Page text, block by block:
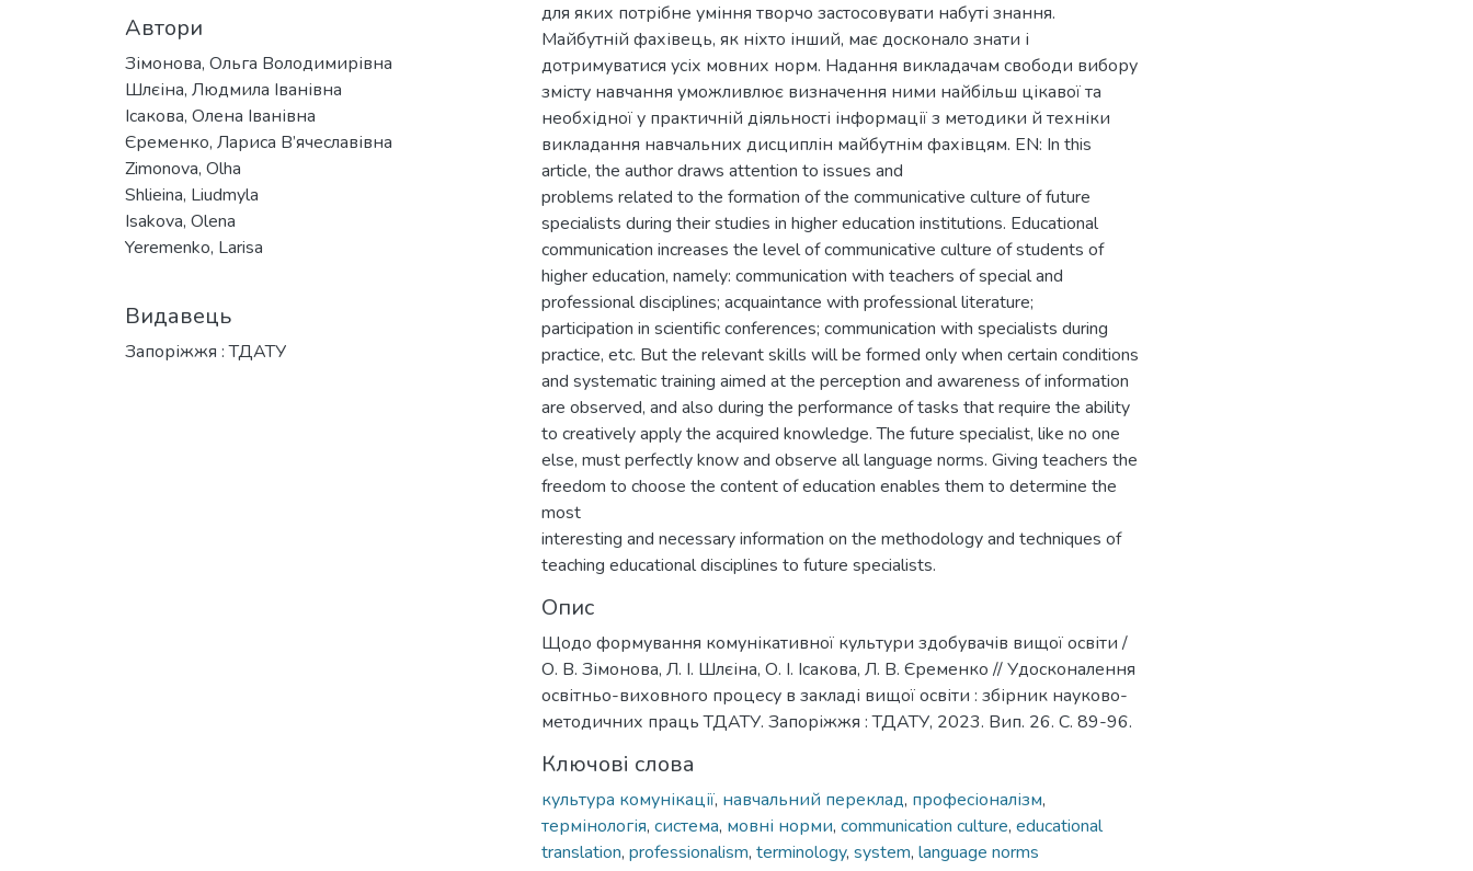
Автори
Зімонова, Ольга Володимирівна
Шлєіна, Людмила Іванівна
Ісакова, Олена Іванівна
Єременко, Лариса В’ячеславівна
Zimonova, Olha
Shlieina, Liudmyla
Isakova, Olena
Yeremenko, Larisa
Видавець
Запоріжжя : ТДАТУ
для яких потрібне уміння творчо застосовувати набуті знання.
Майбутній фахівець, як ніхто інший, має досконало знати і
дотримуватися усіх мовних норм. Надання викладачам свободи вибору
змісту навчання уможливлює визначення ними найбільш цікавої та
необхідної у практичній діяльності інформації з методики й техніки
викладання навчальних дисциплін майбутнім фахівцям. EN: In this
article, the author draws attention to issues and
problems related to the formation of the communicative culture of future
specialists during their studies in higher education institutions. Educational
communication increases the level of communicative culture of students of
higher education, namely: communication with teachers of special and
professional disciplines; acquaintance with professional literature;
participation in scientific conferences; communication with specialists during
practice, etc. But the relevant skills will be formed only when certain conditions
and systematic training aimed at the perception and awareness of information
are observed, and also during the performance of tasks that require the ability
to creatively apply the acquired knowledge. The future specialist, like no one
else, must perfectly know and observe all language norms. Giving teachers the
freedom to choose the content of education enables them to determine the
most
interesting and necessary information on the methodology and techniques of
teaching educational disciplines to future specialists.
Опис
Щодо формування комунікативної культури здобувачів вищої освіти /
О. В. Зімонова, Л. І. Шлєіна, О. І. Ісакова, Л. В. Єременко // Удосконалення
освітньо-виховного процесу в закладі вищої освіти : збірник науково-
методичних праць ТДАТУ. Запоріжжя : ТДАТУ, 2023. Вип. 26. С. 89-96.
Ключові слова
культура комунікації, навчальний переклад, професіоналізм,
термінологія, система, мовні норми, communication culture, educational
translation, professionalism, terminology, system, language norms